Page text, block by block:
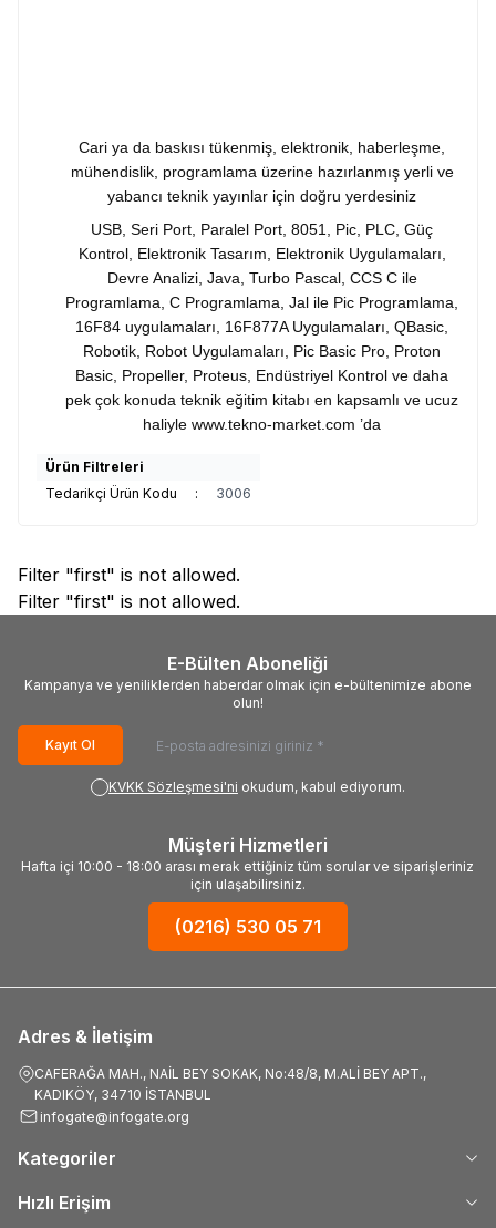
Cari ya da baskısı tükenmiş, elektronik, haberleşme,
mühendislik, programlama üzerine hazırlanmış yerli ve
yabancı teknik yayınlar için doğru yerdesiniz
USB, Seri Port, Paralel Port, 8051, Pic, PLC, Güç
Kontrol, Elektronik Tasarım, Elektronik Uygulamaları,
Devre Analizi, Java, Turbo Pascal, CCS C ile
Programlama, C Programlama, Jal ile Pic Programlama,
16F84 uygulamaları, 16F877A Uygulamaları, QBasic,
Robotik, Robot Uygulamaları, Pic Basic Pro, Proton
Basic, Propeller, Proteus, Endüstriyel Kontrol ve daha
pek çok konuda teknik eğitim kitabı en kapsamlı ve ucuz
haliyle www.tekno-market.com ’da
Ürün Filtreleri
Tedarikçi Ürün Kodu
: 3006
Filter "first" is not allowed.
Filter "first" is not allowed.
E-Bülten Aboneliği
Kampanya ve yeniliklerden haberdar olmak için e-bültenimize abone
olun!
Kayıt Ol
KVKK Sözleşmesi'ni okudum, kabul ediyorum.
Müşteri Hizmetleri
Hafta içi 10:00 - 18:00 arası merak ettiğiniz tüm sorular ve siparişleriniz
için ulaşabilirsiniz.
(0216) 530 05 71
Adres & İletişim
CAFERAĞA MAH., NAİL BEY SOKAK, No:48/8, M.ALİ BEY APT.,
KADIKÖY, 34710 İSTANBUL
infogate@infogate.org
Kategoriler
Hızlı Erişim